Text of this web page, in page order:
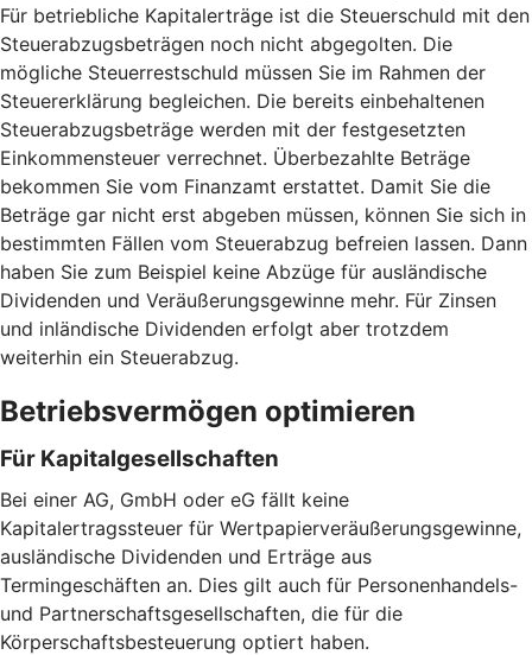
Für betriebliche Kapitalerträge ist die Steuerschuld mit den
Steuerabzugsbeträgen noch nicht abgegolten. Die
mögliche Steuerrestschuld müssen Sie im Rahmen der
Steuererklärung begleichen. Die bereits einbehaltenen
Steuerabzugsbeträge werden mit der festgesetzten
Einkommensteuer verrechnet. Überbezahlte Beträge
bekommen Sie vom Finanzamt erstattet. Damit Sie die
Beträge gar nicht erst abgeben müssen, können Sie sich in
bestimmten Fällen vom Steuerabzug befreien lassen. Dann
haben Sie zum Beispiel keine Abzüge für ausländische
Dividenden und Veräußerungsgewinne mehr. Für Zinsen
und inländische Dividenden erfolgt aber trotzdem
weiterhin ein Steuerabzug.
Betriebsvermögen optimieren
Für Kapitalgesellschaften
Bei einer AG, GmbH oder eG fällt keine
Kapitalertragssteuer für Wertpapierveräußerungsgewinne,
ausländische Dividenden und Erträge aus
Termingeschäften an. Dies gilt auch für Personenhandels-
und Partnerschaftsgesellschaften, die für die
Körperschaftsbesteuerung optiert haben.